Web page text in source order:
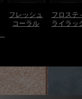
フレッシュ
コーラル
フロステ
ライラッ